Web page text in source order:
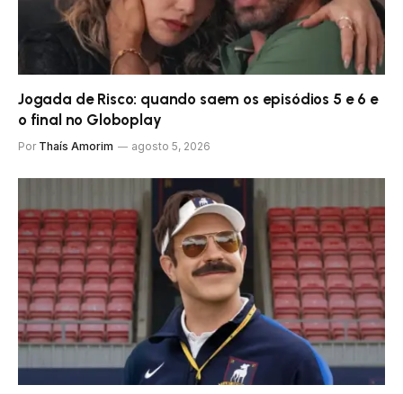
Jogada de Risco: quando saem os episódios 5 e 6 e
o final no Globoplay
Por Thaís Amorim agosto 5, 2026